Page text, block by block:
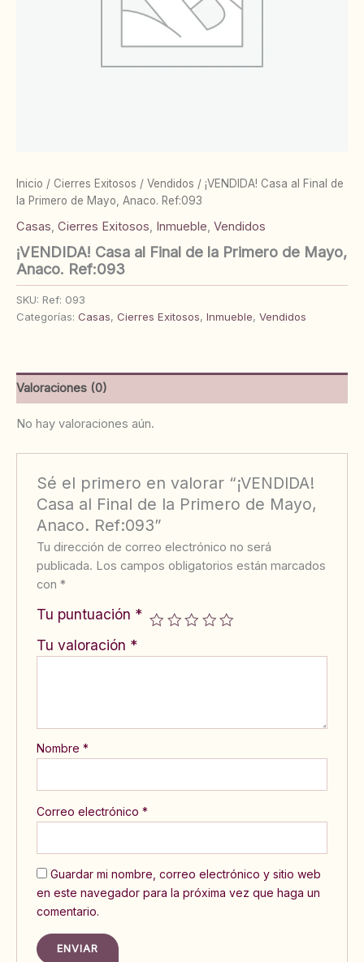
Inicio / Cierres Exitosos / Vendidos / ¡VENDIDA! Casa al Final de
la Primero de Mayo, Anaco. Ref:093
Casas, Cierres Exitosos, Inmueble, Vendidos
¡VENDIDA! Casa al Final de la Primero de Mayo,
Anaco. Ref:093
SKU: Ref: 093
Categorías: Casas, Cierres Exitosos, Inmueble, Vendidos
Valoraciones (0)
No hay valoraciones aún.
Sé el primero en valorar “¡VENDIDA!
Casa al Final de la Primero de Mayo,
Anaco. Ref:093”
Tu dirección de correo electrónico no será
publicada. Los campos obligatorios están marcados
con*
Tu puntuación *
Tu valoración *
Nombre*
Correo electrónico*
Guardar mi nombre, correo electrónico y sitio web
en este navegador para la próxima vez que haga un
comentario.